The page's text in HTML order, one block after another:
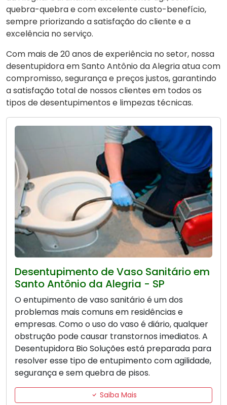
quebra-quebra e com excelente custo-benefício,
sempre priorizando a satisfação do cliente e a
excelência no serviço.
Com mais de 20 anos de experiência no setor, nossa
desentupidora em Santo Antônio da Alegria atua com
compromisso, segurança e preços justos, garantindo
a satisfação total de nossos clientes em todos os
tipos de desentupimentos e limpezas técnicas.
Desentupimento de Vaso Sanitário em
Santo Antônio da Alegria - SP
O entupimento de vaso sanitário é um dos
problemas mais comuns em residências e
empresas. Como o uso do vaso é diário, qualquer
obstrução pode causar transtornos imediatos. A
Desentupidora Bio Soluções está preparada para
resolver esse tipo de entupimento com agilidade,
segurança e sem quebra de pisos.
Saiba Mais